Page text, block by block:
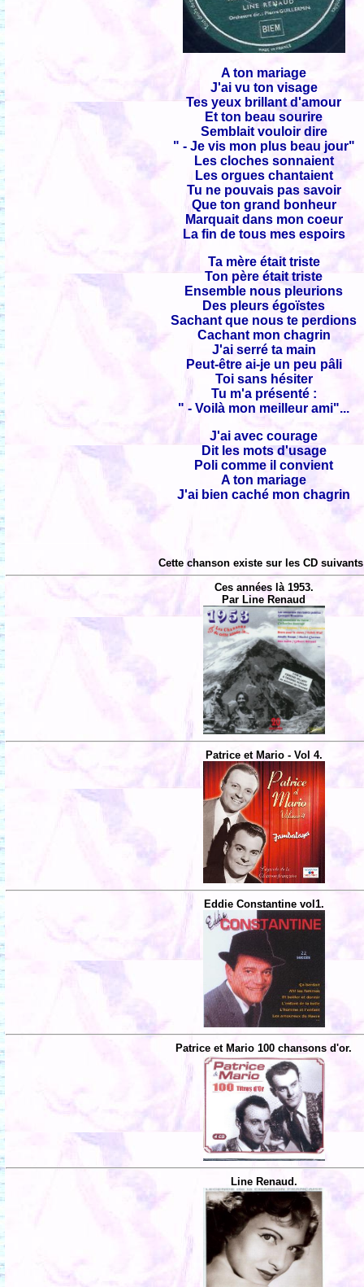
A ton mariage
J'ai vu ton visage
Tes yeux brillant d'amour
Et ton beau sourire
Semblait vouloir dire
" - Je vis mon plus beau jour"
Les cloches sonnaient
Les orgues chantaient
Tu ne pouvais pas savoir
Que ton grand bonheur
Marquait dans mon coeur
La fin de tous mes espoirs
Ta mère était triste
Ton père était triste
Ensemble nous pleurions
Des pleurs égoïstes
Sachant que nous te perdions
Cachant mon chagrin
J'ai serré ta main
Peut-être ai-je un peu pâli
Toi sans hésiter
Tu m'a présenté :
" - Voilà mon meilleur ami"...
J'ai avec courage
Dit les mots d'usage
Poli comme il convient
A ton mariage
J'ai bien caché mon chagrin
Cette chanson existe sur les CD
Ces années là 1953.
Par Line Renaud
Patrice et Mario - Vol 4.
Eddie Constantine vol1.
Patrice et Mario 100 chansons d'or.
Line Renaud.